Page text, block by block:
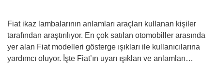
Fiat ikaz lambalarının anlamları araçları kullanan kişiler
tarafından araştırılıyor. En çok satılan otomobiller arasında
yer alan Fiat modelleri gösterge ışıkları ile kullanıcılarına
yardımcı oluyor. İşte Fiat’ın uyarı ışıkları ve anlamları…